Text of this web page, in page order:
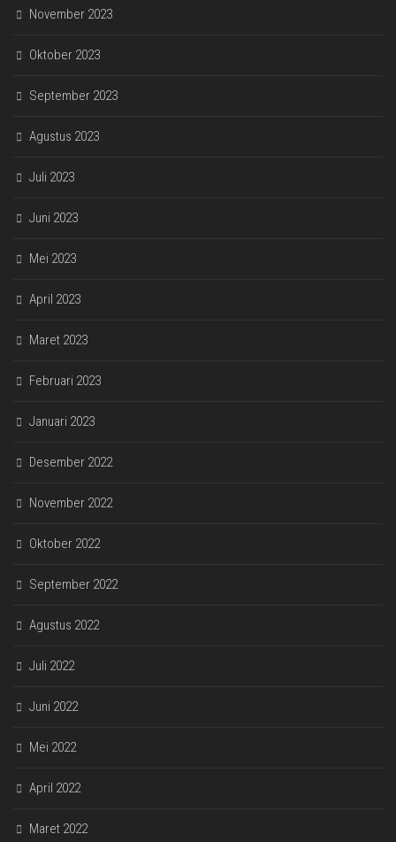
November 2023
Oktober 2023
September 2023
Agustus 2023
Juli 2023
Juni 2023
Mei 2023
April 2023
Maret 2023
Februari 2023
Januari 2023
Desember 2022
November 2022
Oktober 2022
September 2022
Agustus 2022
Juli 2022
Juni 2022
Mei 2022
April 2022
Maret 2022